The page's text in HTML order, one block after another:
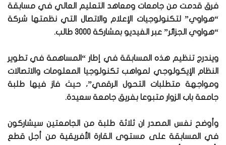
فرق قدمت من جامعات ومعاهد التعليم العالي في مسابقة
“هواوي” لتكنولوجيات الإعلام والاتصال التي نظمتها شركة
“هواوي الجزائر” عبر الفيديو بمشاركة 3000 طالب.
ويندرج تنظيم هذه المسابقة في إطار “المساهمة في تطوير
النظام الإيكولوجي لمواهب تكنولوجيا المعلومات والاتصالات
ومواجهة متطلبات التحول الرقمي”، حيث فاز فيها طلبة
جامعة باب الزوار متبوعا بفريق جامعة سعيدة.
وأوضح نفس المصدر ان ثلاثة طلبة من الجامعتين سيشاركون
في المسابقة على مستوى القارة الأفريقية من أجل قطع